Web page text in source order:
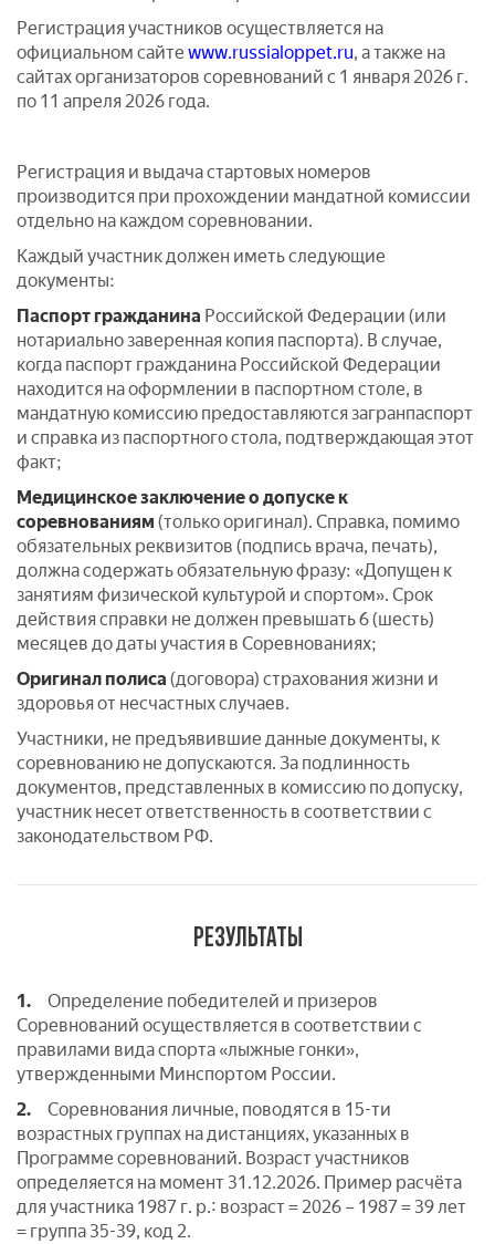
Регистрация участников осуществляется на
официальном сайте www.russialoppet.ru, а также на
сайтах организаторов соревнований с 1 января 2026 г.
по 11 апреля 2026 года.
Регистрация и выдача стартовых номеров
производится при прохождении мандатной комиссии
отдельно на каждом соревновании.
Каждый участник должен иметь следующие
документы:
Паспорт гражданина Российской Федерации (или
нотариально заверенная копия паспорта). В случае,
когда паспорт гражданина Российской Федерации
находится на оформлении в паспортном столе, в
мандатную комиссию предоставляются загранпаспорт
и справка из паспортного стола, подтверждающая этот
факт;
Медицинское заключение о допуске к
соревнованиям (только оригинал). Справка, помимо
обязательных реквизитов (подпись врача, печать),
должна содержать обязательную фразу: «Допущен к
занятиям физической культурой и спортом». Срок
действия справки не должен превышать 6 (шесть)
месяцев до даты участия в Соревнованиях;
Оригинал полиса (договора) страхования жизни и
здоровья от несчастных случаев.
Участники, не предъявившие данные документы, к
соревнованию не допускаются. За подлинность
документов, представленных в комиссию по допуску,
участник несет ответственность в соответствии с
законодательством РФ.
РЕЗУЛЬТАТЫ
1.
Определение победителей и призеров
Соревнований осуществляется в соответствии с
правилами вида спорта «лыжные гонки»,
утвержденными Минспортом России.
2. Соревнования личные, поводятся в 15-ти
возрастных группах на дистанциях, указанных в
Программе соревнований. Возраст участников
определяется на момент 31.12.2026. Пример расчёта
для участника 1987 г. р.: возраст = 2026 – 1987 = 39 лет
= группа 35-39, код 2.